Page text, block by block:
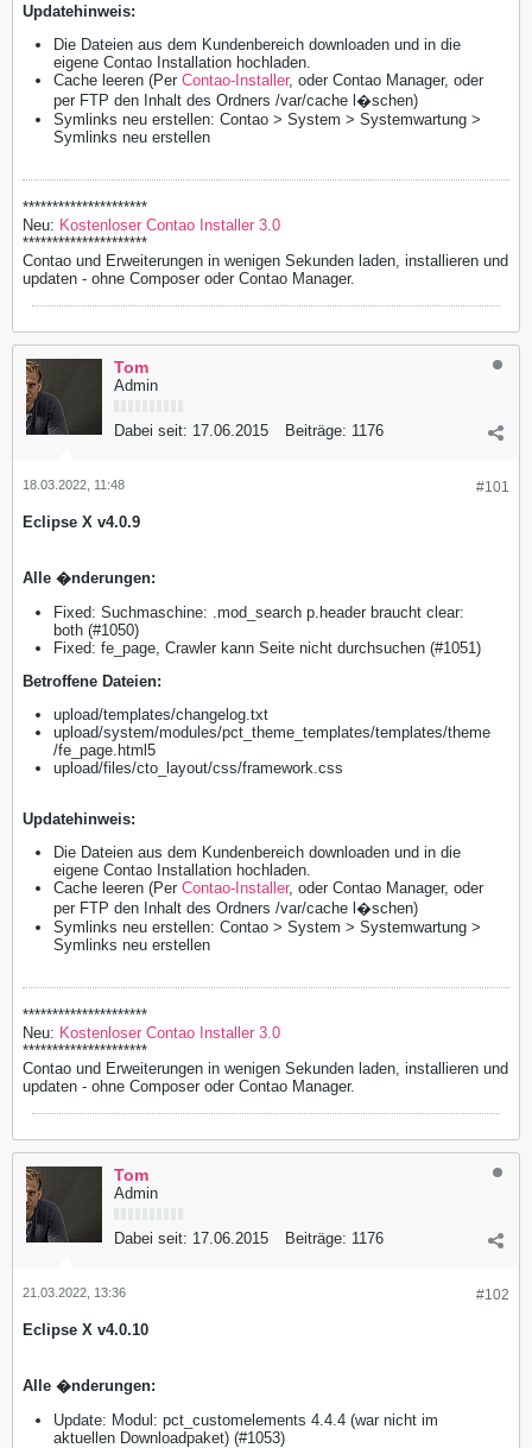
Updatehinweis:
Die Dateien aus dem Kundenbereich downloaden und in die
eigene Contao Installation hochladen.
Cache leeren (Per Contao-Installer, oder Contao Manager, oder
per FTP den Inhalt des Ordners /var/cache l�schen)
Symlinks neu erstellen: Contao > System > Systemwartung >
Symlinks neu erstellen
*********************
Neu: Kostenloser Contao Installer 3.0
*********************
Contao und Erweiterungen in wenigen Sekunden laden, installieren und
updaten - ohne Composer oder Contao Manager.
Tom
Admin
Dabei seit: 17.06.2015 Beiträge: 1176
#101
18.03.2022, 11:48
Eclipse X v4.0.9
Alle �nderungen:
Fixed: Suchmaschine: .mod_search p.header braucht clear:
both (#1050)
Fixed: fe_page, Crawler kann Seite nicht durchsuchen (#1051)
​Betroffene Dateien:
upload/templates/changelog.txt
upload/system/modules/pct_theme_templates/templates/theme
/fe_page.html5
upload/files/cto_layout/css/framework.css
Updatehinweis:
Die Dateien aus dem Kundenbereich downloaden und in die
eigene Contao Installation hochladen.
Cache leeren (Per Contao-Installer, oder Contao Manager, oder
per FTP den Inhalt des Ordners /var/cache l�schen)
Symlinks neu erstellen: Contao > System > Systemwartung >
Symlinks neu erstellen
*********************
Neu: Kostenloser Contao Installer 3.0
*********************
Contao und Erweiterungen in wenigen Sekunden laden, installieren und
updaten - ohne Composer oder Contao Manager.
Tom
Admin
Dabei seit: 17.06.2015 Beiträge: 1176
#102
21.03.2022, 13:36
Eclipse X v4.0.10
Alle �nderungen:
Update: Modul: pct_customelements 4.4.4 (war nicht im
aktuellen Downloadpaket) (#1053)